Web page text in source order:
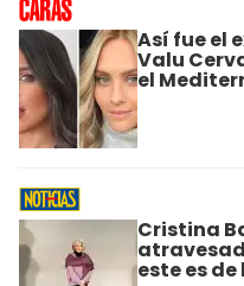
Así fue el
Valu
el
Cristina
este es de